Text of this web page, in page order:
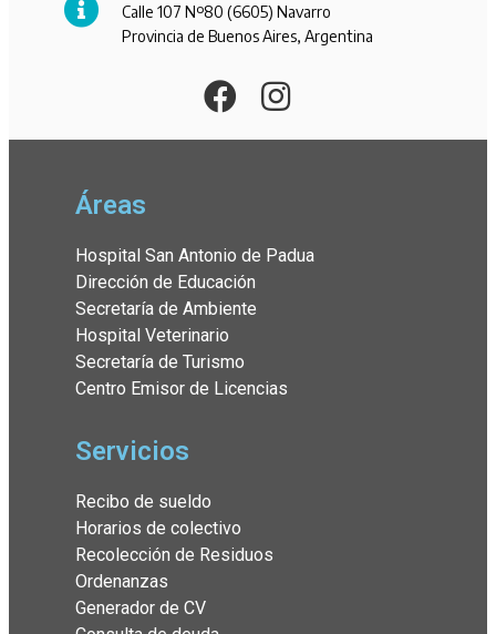
Calle 107 Nº80 (6605) Navarro
Provincia de Buenos Aires, Argentina
Áreas
Hospital San Antonio de Padua
Dirección de Educación
Secretaría de Ambiente
Hospital Veterinario
Secretaría de Turismo
Centro Emisor de Licencias
Servicios
Recibo de sueldo
Horarios de colectivo
Recolección de Residuos
Ordenanzas
Generador de CV